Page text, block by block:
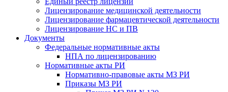
Лицензирование медицинской деятельности
Лицензирование фармацевтической деятельности
Лицензирование НС и ПВ
Документы
Федеральные нормативные акты
НПА по лицензированию
Нормативные акты РИ
Нормативно-правовые акты МЗ РИ
Приказы МЗ РИ